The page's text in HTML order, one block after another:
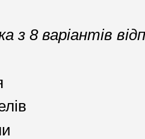
з 8 варіантів